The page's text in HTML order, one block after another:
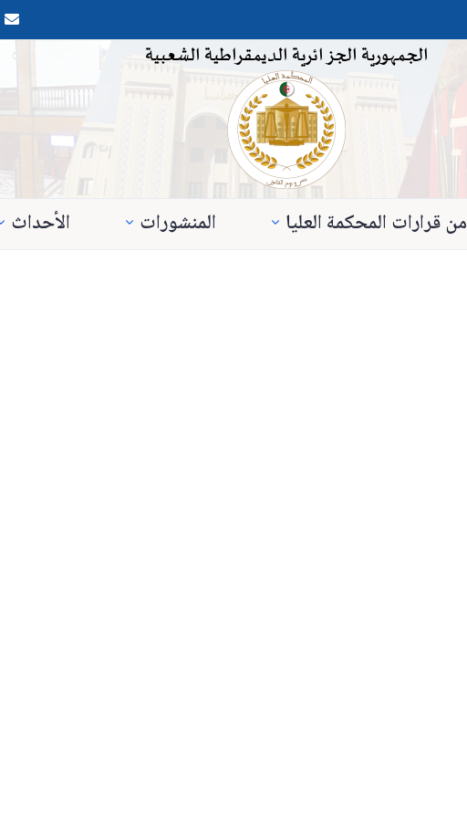


الجمهورية الجزائرية الديمقراطية الشعبية
من قرارات المحكمة العليا المنشورات الأحداث